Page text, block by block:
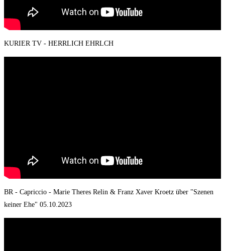
KURIER TV - HERRLICH EHRLCH
BR - Capriccio - Marie Theres Relin & Franz Xaver Kroetz über "Szenen
keiner Ehe" 05.10.2023